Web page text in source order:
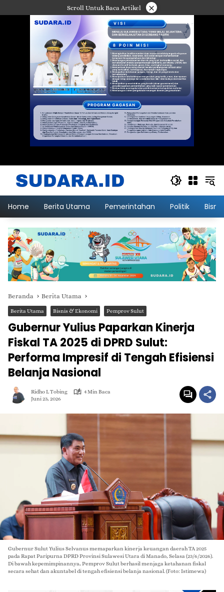
ke
Scroll Untuk Baca Artikel ×
Home Berita Utama Pemerintahan Politik
Beranda Berita Utama
Berita Utama Bisnis & Ekonomi Pemprov Sulut
Gubernur Yulius Paparkan Kinerja
Fiskal TA 2025 di DPRD Sulut:
Performa Impresif di Tengah Efisiensi
Belanja Nasional
Ridho L Tobing
4 Min Baca
Juni 23, 2026
Gubernur Sulut Yulius Selvanus memaparkan kinerja keuangan daerah TA 2025
pada Rapat Paripurna DPRD Provinsi Sulawesi Utara di Manado, Selasa (23/6/2026).
Di bawah kepemimpinannya, Pemprov Sulut berhasil menjaga ketahanan fiskal
secara sehat dan akuntabel di tengah efisiensi belanja nasional. (Foto: Istimewa)